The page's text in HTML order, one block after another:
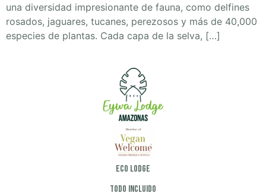
una diversidad impresionante de fauna, como delfines
rosados, jaguares, tucanes, perezosos y más de 40,000
especies de plantas. Cada capa de la selva, […]
Eco Lodge
Todo incluido